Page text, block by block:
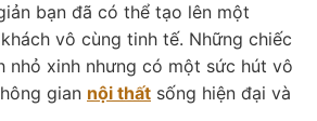
bạn đã có thể tạo lên một
vô cùng tinh tế. Những chiếc
nhỏ xinh nhưng có một sức hút vô
gian nội thất sống hiện đại và